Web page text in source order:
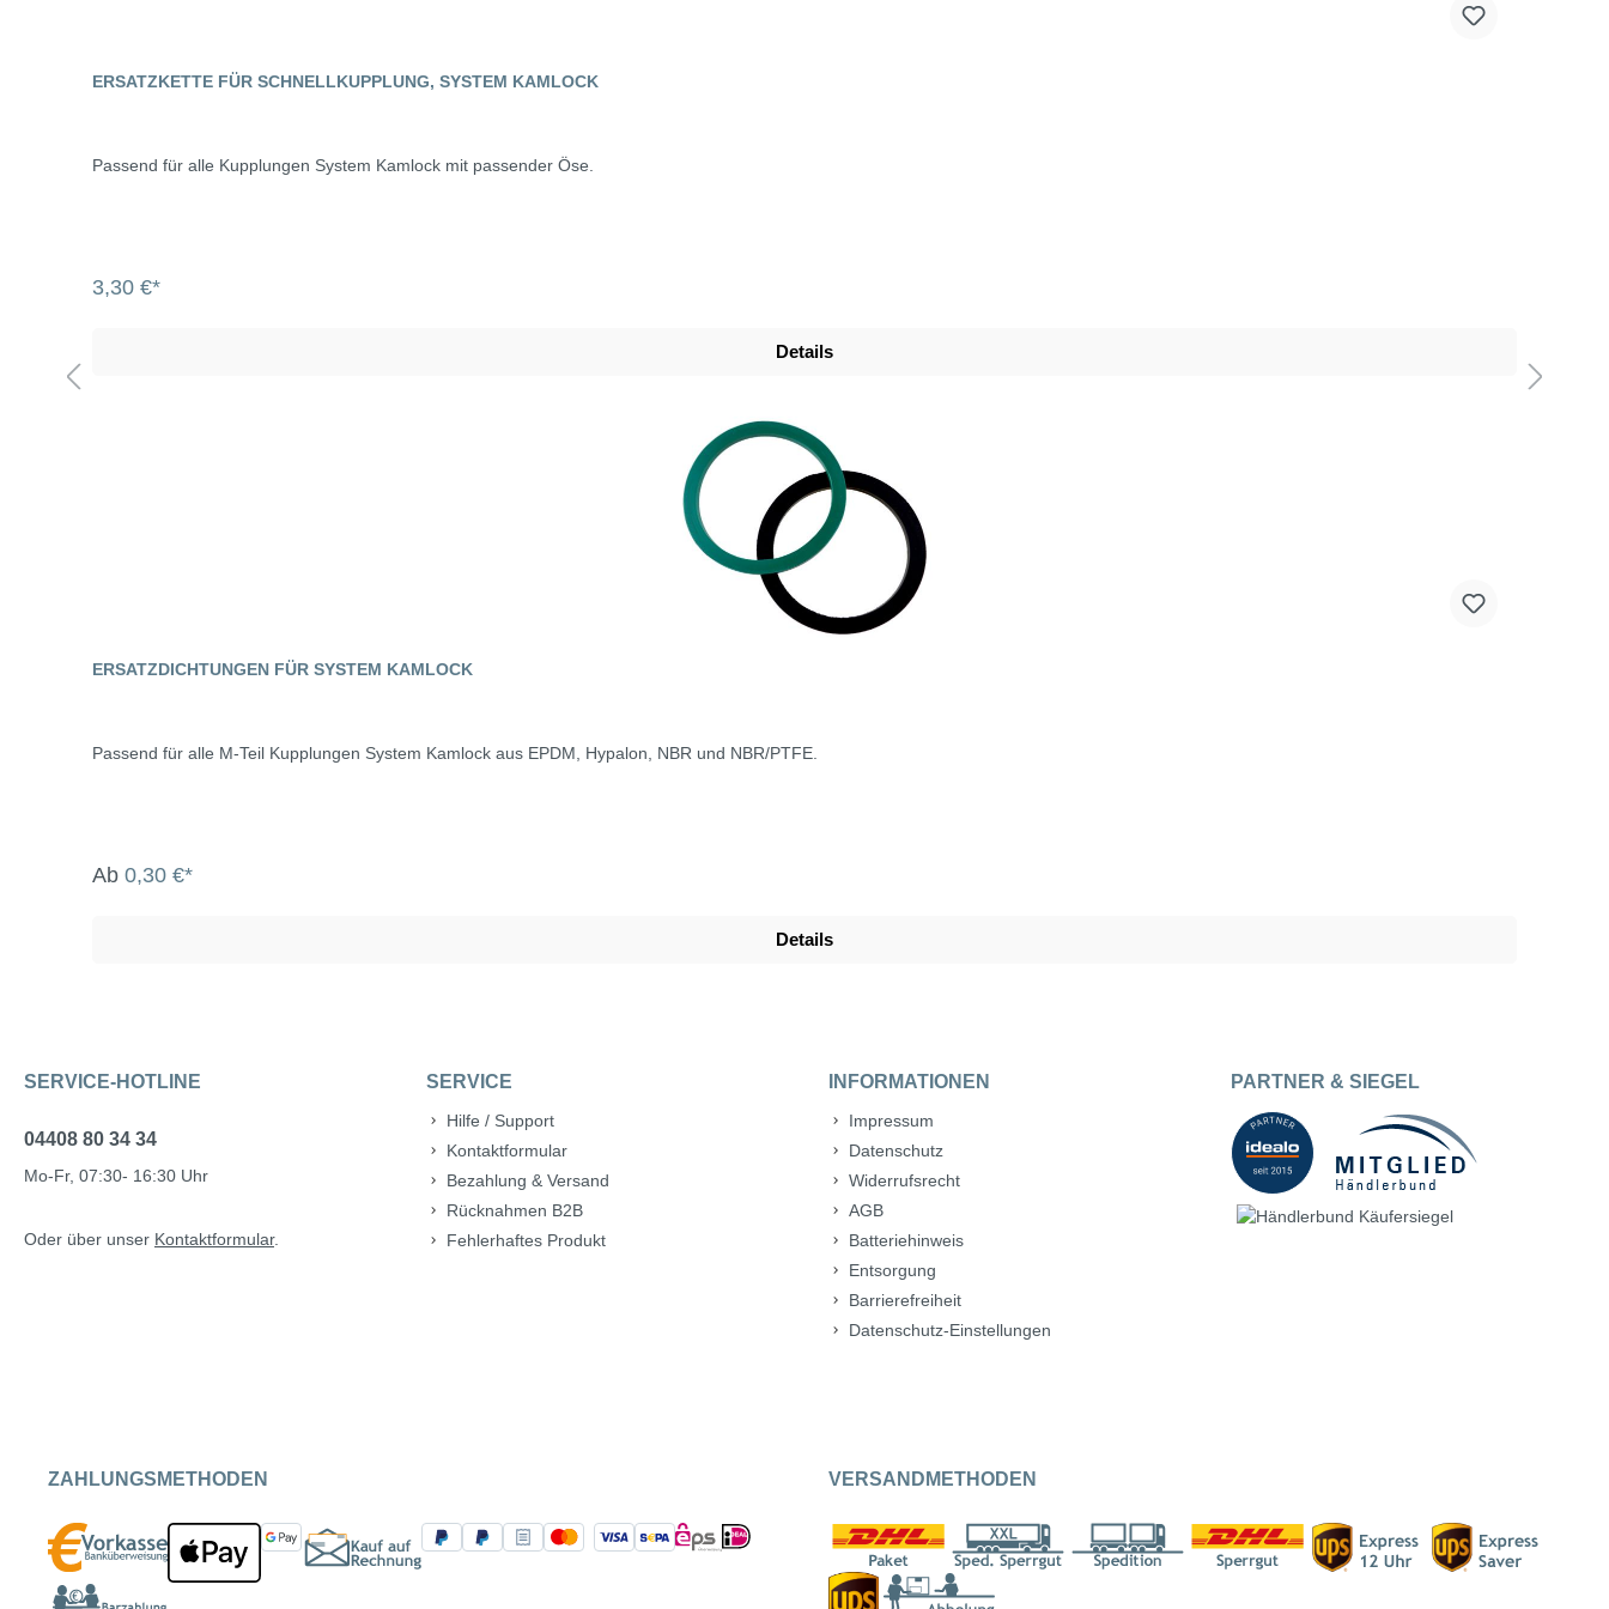
ERSATZKETTE FÜR SCHNELLKUPPLUNG, SYSTEM KAMLOCK
Passend für alle Kupplungen System Kamlock mit passender Öse.
3,30 €*
Details
ERSATZDICHTUNGEN FÜR SYSTEM KAMLOCK
Passend für alle M-Teil Kupplungen System Kamlock aus EPDM, Hypalon, NBR und NBR/PTFE.
Ab 0,30 €*
Details
SERVICE-HOTLINE
04408 80 34 34
Mo-Fr, 07:30- 16:30 Uhr
Oder über unser Kontaktformular.
SERVICE
Hilfe / Support
Kontaktformular
Bezahlung & Versand
Rücknahmen B2B
Fehlerhaftes Produkt
INFORMATIONEN
Impressum
Datenschutz
Widerrufsrecht
AGB
Batteriehinweis
Entsorgung
Barrierefreiheit
Datenschutz-Einstellungen
PARTNER & SIEGEL
ZAHLUNGSMETHODEN VERSANDMETHODEN